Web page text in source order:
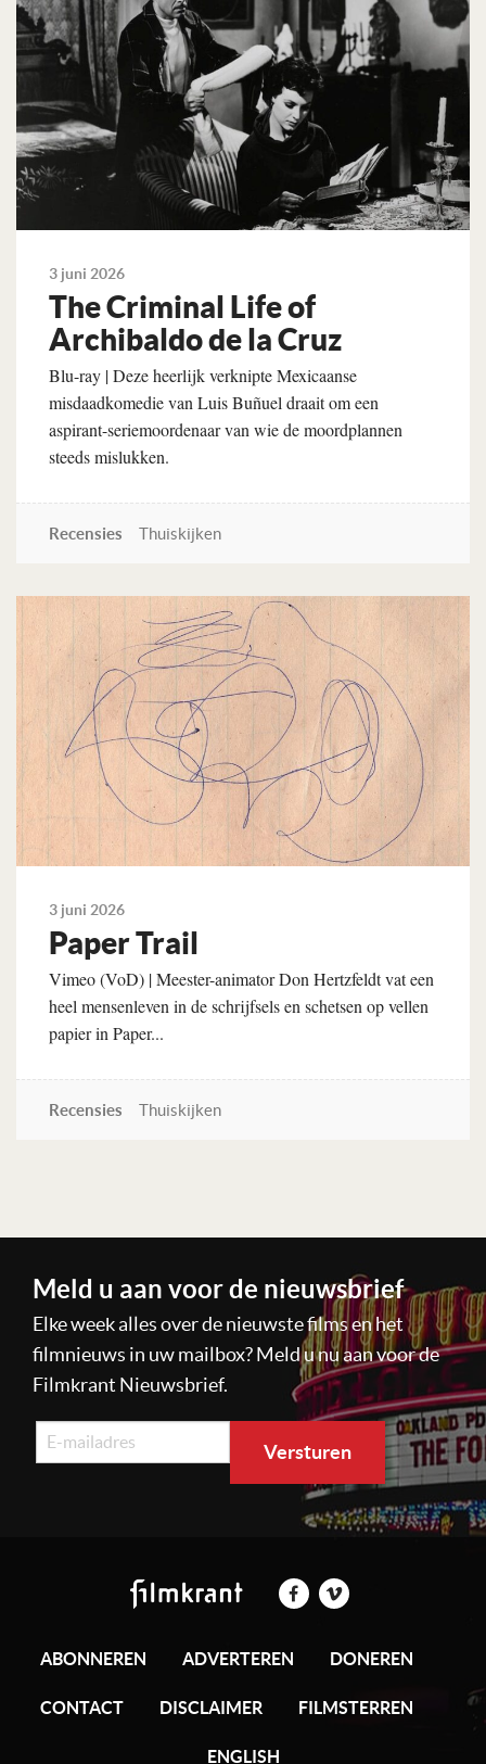
3 juni 2026
The Criminal Life of
Archibaldo de la Cruz
Blu-ray | Deze heerlijk verknipte Mexicaanse
misdaadkomedie van Luis Buñuel draait om een
aspirant-seriemoordenaar van wie de moordplannen
steeds mislukken.
Recensies Thuiskijken
Lees verder
3 juni 2026
Paper Trail
Vimeo (VoD) | Meester-animator Don Hertzfeldt vat een
heel mensenleven in de schrijfsels en schetsen op vellen
papier in Paper...
Recensies Thuiskijken
Meld u aan voor de nieuwsbrief
Elke week alles over de nieuwste films en het
filmnieuws in uw mailbox? Meld u nu aan voor de
Filmkrant Nieuwsbrief.
ABONNEREN ADVERTEREN DONEREN
CONTACT DISCLAIMER FILMSTERREN
ENGLISH